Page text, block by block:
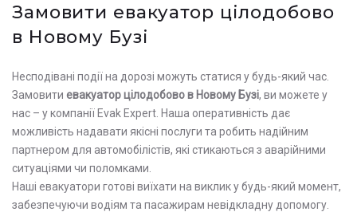
Замовити евакуатор цілодобово
в Новому Бузі
Несподівані події на дорозі можуть статися у будь-який час.
Замовити евакуатор цілодобово в Новому Бузі, ви можете у
нас – у компанії Evak Expert. Наша оперативність дає
можливість надавати якісні послуги та робить надійним
партнером для автомобілістів, які стикаються з аварійними
ситуаціями чи поломками.
Наші евакуатори готові виїхати на виклик у будь-який момент,
забезпечуючи водіям та пасажирам невідкладну допомогу.